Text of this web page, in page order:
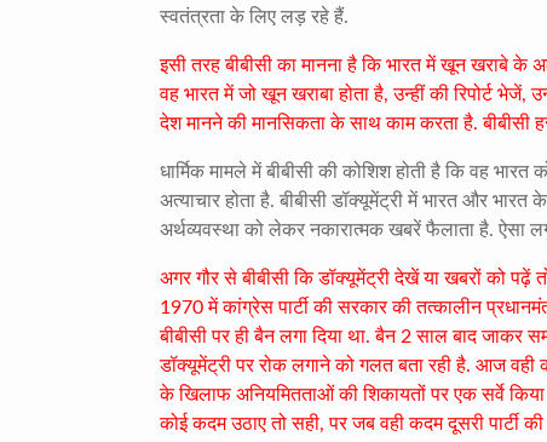
स्वतंत्रता के लिए लड़ रहे हैं.
इसी तरह बीबीसी का मानना है कि भारत में खून खराबे के
वह भारत में जो खून खराबा होता है, उन्हीं की रिपोर्ट भेजें,
देश मानने की मानसिकता के साथ काम करता है. बीबीसी
धार्मिक मामले में बीबीसी की कोशिश होती है कि वह
अत्याचार होता है. बीबीसी डॉक्यूमेंट्री में भारत और
अर्थव्यवस्था को लेकर नकारात्मक खबरें फैलाता है. ऐसा
अगर गौर से बीबीसी कि डॉक्यूमेंट्री देखें या खबरों को पढ़ें
1970 में कांग्रेस पार्टी की सरकार की तत्कालीन
बीबीसी पर ही बैन लगा दिया था. बैन 2 साल बाद जाकर
डॉक्यूमेंट्री पर रोक लगाने को गलत बता रही है. आज
के खिलाफ अनियमितताओं की शिकायतों पर एक सर्वे
कोई कदम उठाए तो सही, पर जब वही कदम दूसरी पार्टी